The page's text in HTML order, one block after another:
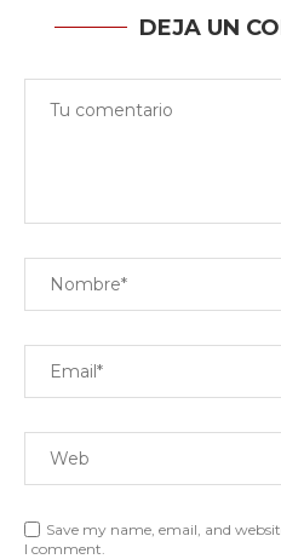
DEJA UN
Save my name, email, and
I comment.